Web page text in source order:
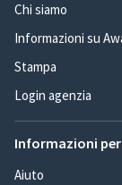
Chi siamo
Informazioni su
Stampa
Login agenzia
Informazioni
Aiuto